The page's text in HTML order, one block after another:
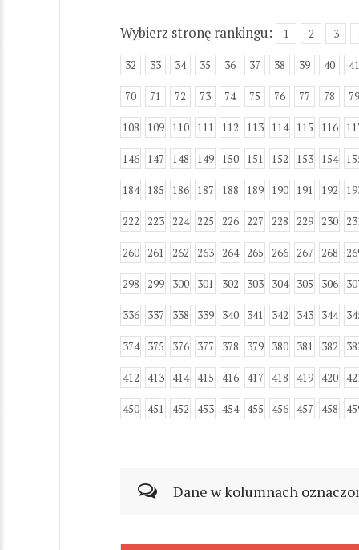
Wybierz stronę rankingu: 1 2 3
32 33 34 35 36 37 38 39 40 41
70 71 72 73 74 75 76 77 78 79
108 109 110 111 112 113 114 115 116
146 147 148 149 150 151 152 153 154
184 185 186 187 188 189 190 191 192
222 223 224 225 226 227 228 229 230
260 261 262 263 264 265 266 267 268
298 299 300 301 302 303 304 305 306
336 337 338 339 340 341 342 343 344
374 375 376 377 378 379 380 381 382
412 413 414 415 416 417 418 419 420
450 451 452 453 454 455 456 457 458
Dane w kolumnach